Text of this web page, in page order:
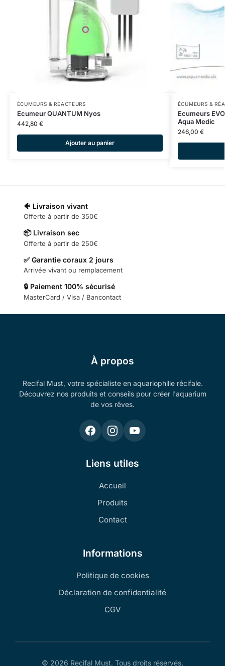
ÉCUMEURS & RÉACTEURS
Ecumeur QUANTUM Nyos
442,80 €
Ajouter au panier
ÉCUMEURS &
Ecumeurs
Aqua Medic
246,00 €
🐠 Livraison vivant
Offerte à partir de 350€
📦 Livraison sec
Offerte à partir de 250€
✅ Garantie coraux 2 jours
Arrivée vivant ou remplacement
🔒 Paiement 100% sécurisé
MasterCard / Visa / Bancontact
À propos
Recifal Must, votre spécialiste en aquariophilie récifale.
Découvrez nos produits et conseils pour créer l'aquarium
de vos rêves.
Liens utiles
Accueil
Produits
Contact
Informations
Politique de cookies
Déclaration de confidentialité
CGV
© 2026 Recifal Must. Tous droits réservés.